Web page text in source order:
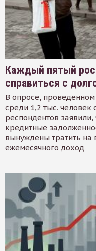
Каждый пятый
справиться с
В опросе,
среди 1,2 тыс. человек
респондентов
кредитные
вынуждены тратить на
ежемесячного доход